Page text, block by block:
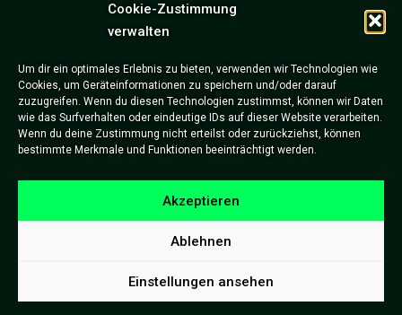
Cookie-Zustimmung
verwalten
Um dir ein optimales Erlebnis zu bieten, verwenden wir Technologien wie
Cookies, um Geräteinformationen zu speichern und/oder darauf
zuzugreifen. Wenn du diesen Technologien zustimmst, können wir Daten
wie das Surfverhalten oder eindeutige IDs auf dieser Website verarbeiten.
Wenn du deine Zustimmung nicht erteilst oder zurückziehst, können
bestimmte Merkmale und Funktionen beeinträchtigt werden.
Akzeptieren
Ablehnen
Einstellungen ansehen
FAQs
Impressum
Datenschutzerklärung
Copyright © Freiburg eSports e.V.